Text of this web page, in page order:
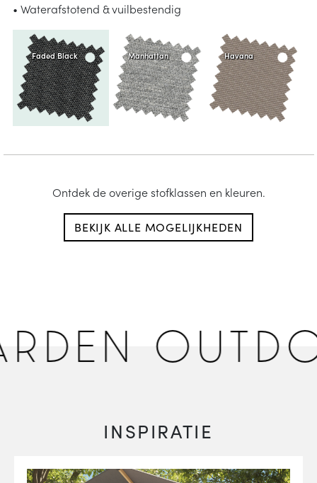
• Waterafstotend & vuilbestendig
Faded Black Manhattan Havana
Ontdek de overige stofklassen en kleuren.
BEKIJK ALLE MOGELIJKHEDEN
INSPIRATIE